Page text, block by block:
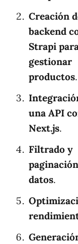
Creación
backend
Strapi
gestionar
productos.
una API
Next.js.
Filtrado y
datos.